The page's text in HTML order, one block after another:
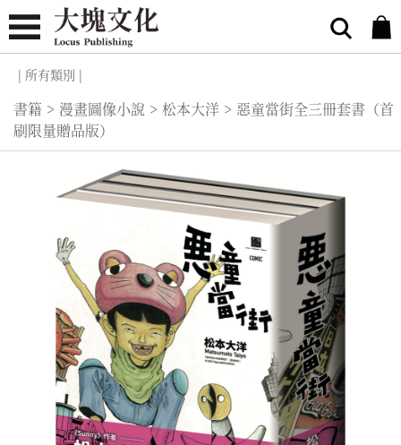
| 所有類別 |
書籍 > 漫畫圖像小說 > 松本大洋 > 惡童當街全三冊套書（首
刷限量贈品版）